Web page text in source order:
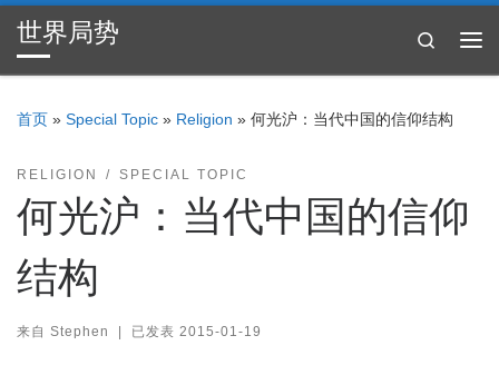
Skip to content
世界局势
Search
首页 » Special Topic » Religion » 何光沪：当代中国的信仰结构
RELIGION SPECIAL TOPIC
何光沪：当代中国的信仰
结构
来自 Stephen | 已发表 2015-01-19